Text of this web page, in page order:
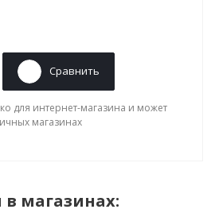
Сравнить
для интернет-магазина и может
магазинах
магазинах: